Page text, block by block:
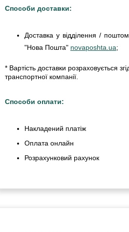
Способи доставки:
Доставка у відділення /
"Нова Пошта" novaposhta.ua;
* Вартість доставки розраховується
транспортної компанії.
Способи оплати:
Накладений платіж
Оплата онлайн
Розрахунковий рахунок